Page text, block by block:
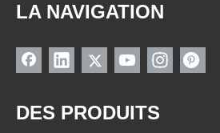
LA NAVIGATION
DES PRODUITS